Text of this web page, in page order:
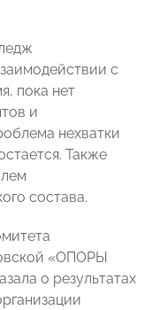
с
пока нет
и
нехватки
Также
состава.
«ОПОРЫ
о результатах